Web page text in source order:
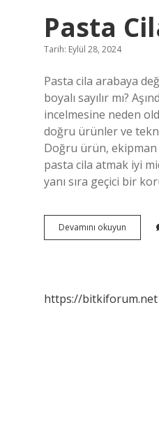
Pasta
Tarih: Eylül 28, 2024
Pasta cila arabaya
boyalı sayılır mı?
incelmesine neden
doğru ürünler ve
Doğru ürün, ekipman
pasta cila atmak iyi
yanı sıra geçici bir
Devamını okuyun
Cila
https://bitkiforum.net